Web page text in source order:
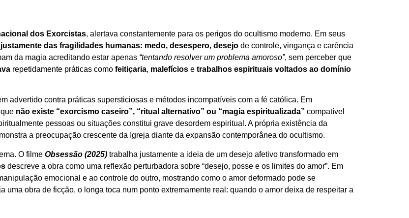
dos Exorcistas, alertava constantemente para os perigos do ocultismo moderno. Em seus
das fragilidades humanas: medo, desespero, desejo de controle, vingança e carência
da magia acreditando estar apenas “tentando resolver um problema amoroso”, sem perceber que
repetidamente práticas como feitiçaria, malefícios e trabalhos espirituais voltados ao domínio
advertido contra práticas supersticiosas e métodos incompatíveis com a fé católica. Em
não existe “exorcismo caseiro”, “ritual alternativo” ou “magia espiritualizada” compatível
pessoas ou situações constitui grave desordem espiritual. A própria existência da
a preocupação crescente da Igreja diante da expansão contemporânea do ocultismo.
O filme Obsessão (2025) trabalha justamente a ideia de um desejo afetivo transformado em
descreve a obra como uma reflexão perturbadora sobre “desejo, posse e os limites do amor”. Em
emocional e ao controle do outro, mostrando como o amor deformado pode se
uma obra de ficção, o longa toca num ponto extremamente real: quando o amor deixa de respeitar a